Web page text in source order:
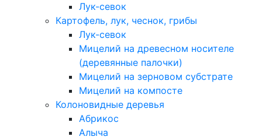
Лук-севок
Картофель, лук, чеснок, грибы
Лук-севок
Мицелий на древесном носителе
(деревянные палочки)
Мицелий на зерновом субстрате
Мицелий на компосте
Колоновидные деревья
Абрикос
Алыча